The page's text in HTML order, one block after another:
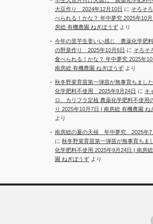
大豆作り 2024年12月10日 に そろそ
べられる！かな？ 年中夢究 2025年10
房総 有機農園 ねぎぼうず より
今年の里芋生姜いい感じ 農薬化学肥
の野菜作り 2025年10月6日 に そろそ
食べられる！かな？ 年中夢究 2025年
南房総 有機農園 ねぎぼうず より
秋冬野菜育苗第一弾苗が無事育ちまし
化学肥料不使用 2025年9月24日 に キ
ロ、カリフラ定植 農薬化学肥料不使用
り 2025年10月7日 | 南房総 有機農園 ね
より
南房総の夏の天候 年中夢究 2025年7
に 秋冬野菜育苗第一弾苗が無事育ちま
化学肥料不使用 2025年9月24日 | 南房
園 ねぎぼうず より